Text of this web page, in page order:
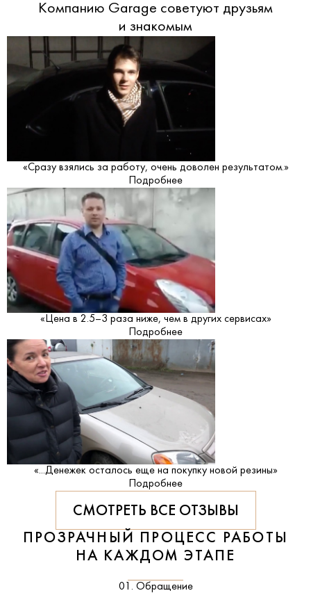
Компанию Garage советуют друзьям
и знакомым
«Сразу взялись за работу, очень доволен результатом.»
Подробнее
«Цена в 2.5–3 раза ниже, чем в других сервисах»
Подробнее
«...Денежек осталось еще на покупку новой резины»
Подробнее
СМОТРЕТЬ ВСЕ ОТЗЫВЫ
ПРОЗРАЧНЫЙ ПРОЦЕСС РАБОТЫ
НА КАЖДОМ ЭТАПЕ
01. Обращение